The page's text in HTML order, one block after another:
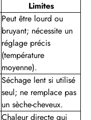
Limites
Peut être lourd ou
bruyant; nécessite un
réglage précis
(température
moyenne).
Séchage lent si utilisé
seul; ne remplace pas
un sèche-cheveux.
Chaleur directe qui